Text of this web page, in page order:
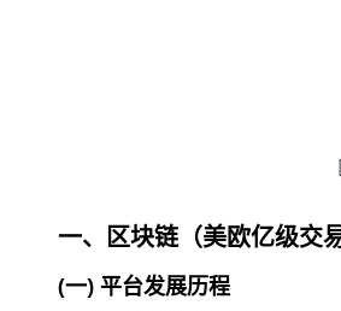
一、区块链（美欧亿级交
(一) 平台发展历程